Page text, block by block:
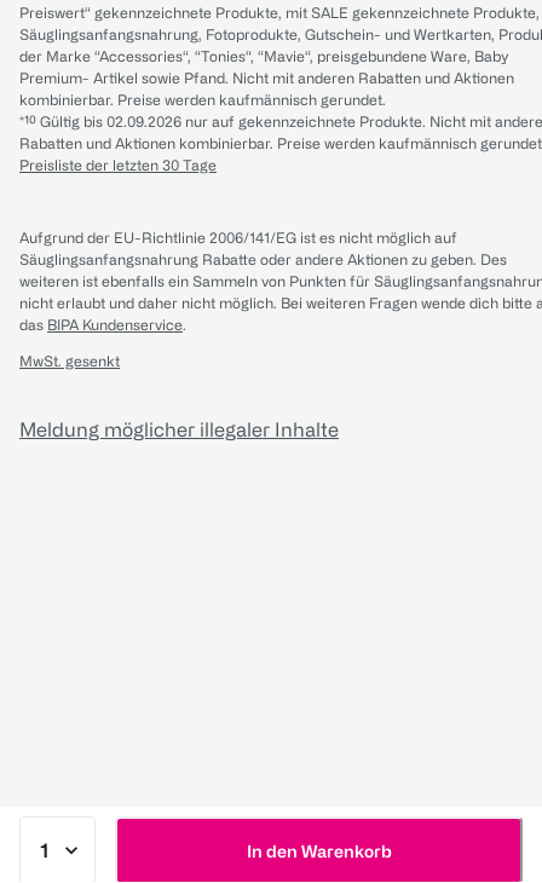
In den Warenkorb
Preiswert“ gekennzeichnete Produkte, mit SALE gekennzeichnete Produkte,
Säuglingsanfangsnahrung, Fotoprodukte, Gutschein- und Wertkarten,
der Marke “Accessories“, “Tonies“, “Mavie“, preisgebundene Ware, Baby
Premium- Artikel sowie Pfand. Nicht mit anderen Rabatten und Aktionen
kombinierbar. Preise werden kaufmännisch gerundet.
*¹⁰ Gültig bis 02.09.2026 nur auf gekennzeichnete Produkte. Nicht mit
Rabatten und Aktionen kombinierbar. Preise werden kaufmännisch
Preisliste der letzten 30 Tage
Aufgrund der EU-Richtlinie 2006/141/EG ist es nicht möglich auf
Säuglingsanfangsnahrung Rabatte oder andere Aktionen zu geben. Des
weiteren ist ebenfalls ein Sammeln von Punkten für
nicht erlaubt und daher nicht möglich. Bei weiteren Fragen wende dich bitte
das BIPA Kundenservice.
MwSt. gesenkt
Meldung möglicher illegaler Inhalte